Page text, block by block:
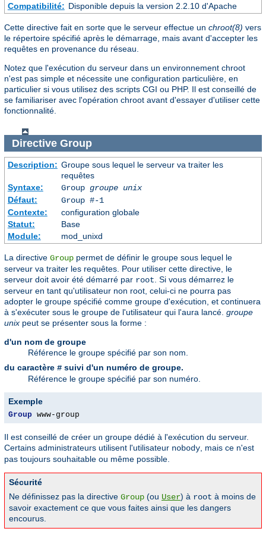
Compatibilité: Disponible depuis la version 2.2.10 d'Apache
Cette directive fait en sorte que le serveur effectue un chroot(8) vers
le répertoire spécifié après le démarrage, mais avant d'accepter les
requêtes en provenance du réseau.
Notez que l'exécution du serveur dans un environnement chroot
n'est pas simple et nécessite une configuration particulière, en
particulier si vous utilisez des scripts CGI ou PHP. Il est conseillé de
se familiariser avec l'opération chroot avant d'essayer d'utiliser cette
fonctionnalité.
Directive Group
Description: Groupe sous lequel le serveur va traiter les
requêtes
Syntaxe:
Group groupe unix
Défaut:
Group #-1
Contexte:
configuration globale
Statut:
Base
Module:
mod_unixd
La directive Group permet de définir le groupe sous lequel le
serveur va traiter les requêtes. Pour utiliser cette directive, le
serveur doit avoir été démarré par root. Si vous démarrez le
serveur en tant qu'utilisateur non root, celui-ci ne pourra pas
adopter le groupe spécifié comme groupe d'exécution, et continuera
à s'exécuter sous le groupe de l'utilisateur qui l'aura lancé. groupe
unix peut se présenter sous la forme :
d'un nom de groupe
Référence le groupe spécifié par son nom.
du caractère # suivi d'un numéro de groupe.
Référence le groupe spécifié par son numéro.
Exemple
Group www-group
Il est conseillé de créer un groupe dédié à l'exécution du serveur.
Certains administrateurs utilisent l'utilisateur nobody, mais ce n'est
pas toujours souhaitable ou même possible.
Sécurité
Ne définissez pas la directive Group (ou User) à root à moins de
savoir exactement ce que vous faites ainsi que les dangers
encourus.